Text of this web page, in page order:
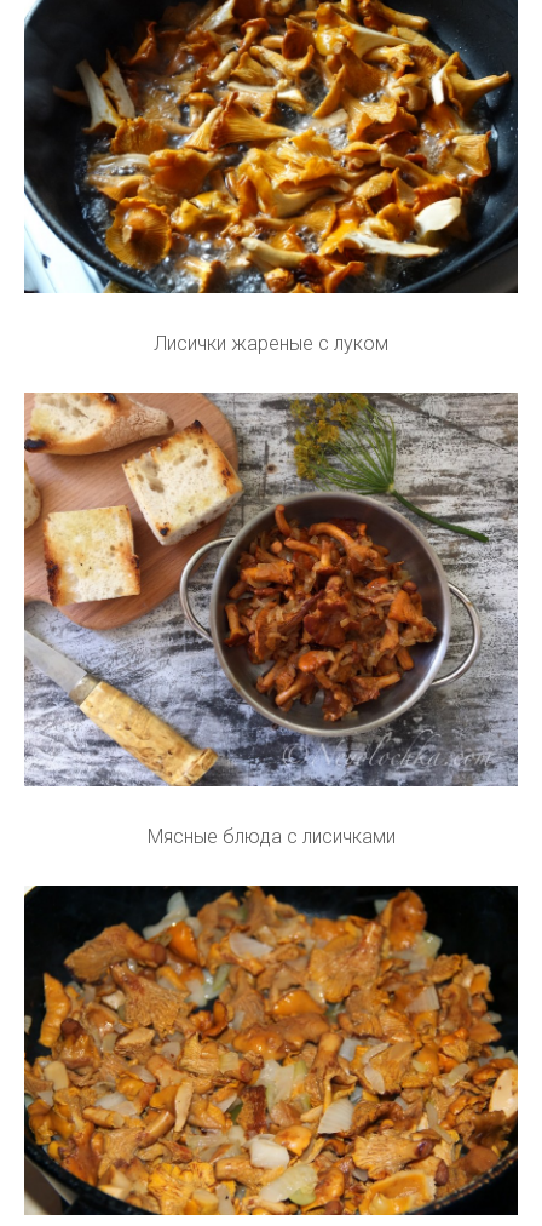
Лисички жареные с луком
Мясные блюда с лисичками